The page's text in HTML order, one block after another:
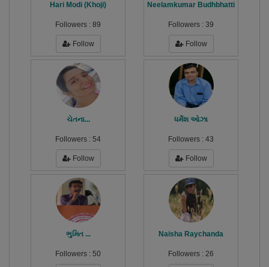
Hari Modi (Khoji)
Followers : 89
Follow
Neelamkumar Budhbhatti
Followers : 39
Follow
ચેતના...
Followers : 54
Follow
ધર્મેશ ઓઝા
Followers : 43
Follow
ભુમિત ...
Followers : 50
Naisha Raychanda
Followers : 26